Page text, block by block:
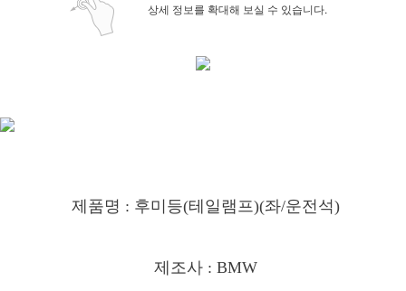
상세 정보를 확대해 보실 수 있습니다.
제품명 : 후미등(테일램프)(좌/운전석)
제조사 : BMW